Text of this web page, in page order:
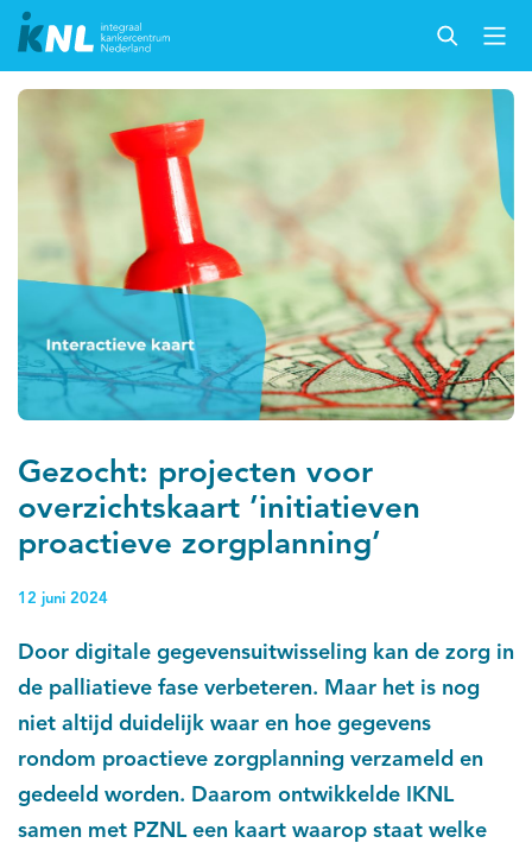
Gezocht: projecten voor
overzichtskaart ’initiatieven
proactieve zorgplanning’
12 juni 2024
Door digitale gegevensuitwisseling kan de zorg in
de palliatieve fase verbeteren. Maar het is nog
niet altijd duidelijk waar en hoe gegevens
rondom proactieve zorgplanning verzameld en
gedeeld worden. Daarom ontwikkelde IKNL
samen met PZNL een kaart waarop staat welke